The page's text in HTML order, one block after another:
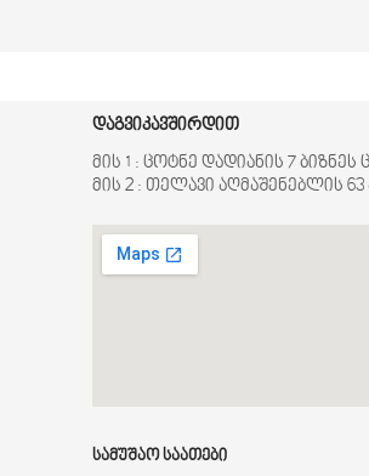
დაგვიკავშირდით
მის 1 : ცოტნე დადიანის 7
მის 2 : თელავი აღმაშენებლის 63
სამუშაო საათები